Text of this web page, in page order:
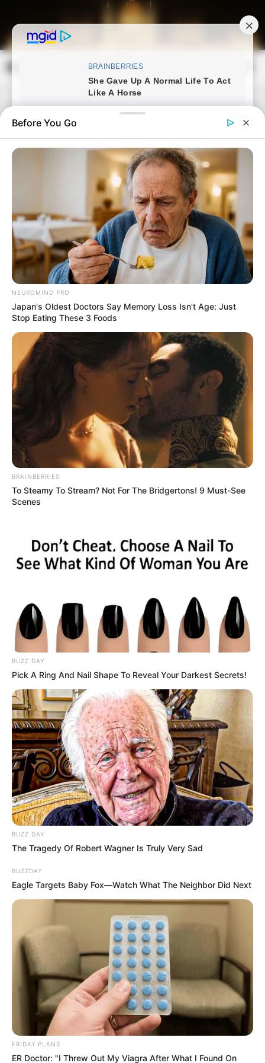
content
Magyarország Kincsei
Search
Mások kiszorításával betonozná
be hatalmát Magyar Péter –
riadót fújt a baloldali elemző
Before You Go
NEUROMIND PRO
Japan's Oldest Doctors Say Memory Loss Isn't Age: Just
Stop Eating These 3 Foods
BRAINBERRIES
To Steamy To Stream? Not For The Bridgertons! 9 Must-See
Scenes
BUZZ DAY
Pick A Ring And Nail Shape To Reveal Your Darkest Secrets!
BUZZ DAY
The Tragedy Of Robert Wagner Is Truly Very Sad
BUZZDAY
Eagle Targets Baby Fox—Watch What The Neighbor Did Next
FRIDAY PLANS
ER Doctor: "I Threw Out My Viagra After What I Found On